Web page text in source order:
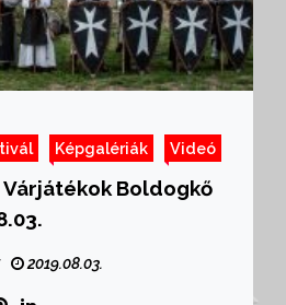
Képgalériák Videó
Várjátékok Boldogkő
2019.08.03.